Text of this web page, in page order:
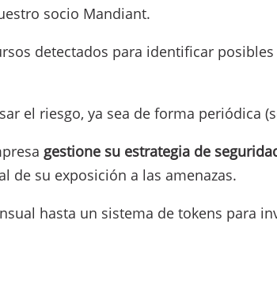
socio Mandiant.
detectados para identificar
el riesgo, ya sea de forma periódica
gestione su estrategia de
de su exposición a las amenazas.
hasta un sistema de tokens para